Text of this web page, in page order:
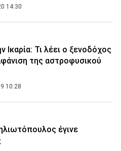
14:30
Ικαρία: Τι λέει ο ξενοδόχος
της αστροφυσικού
10:28
έγινε